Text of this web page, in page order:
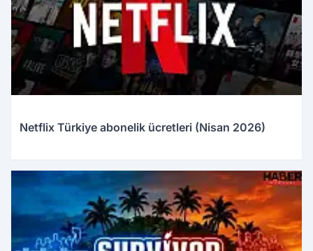
Netflix Türkiye abonelik ücretleri (Nisan 2026)
28.03.2026 23:16